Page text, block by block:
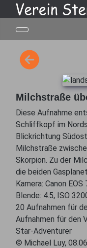
Milchstraße
Diese Aufnahme
Schliffkopf im
Blickrichtung
Milchstraße
Skorpion. Zu der
die beiden
Kamera: Canon
Blende: 4.5, ISO
20 Aufnahmen für
Aufnahmen für den
Star-Adventurer
© Michael Luy,